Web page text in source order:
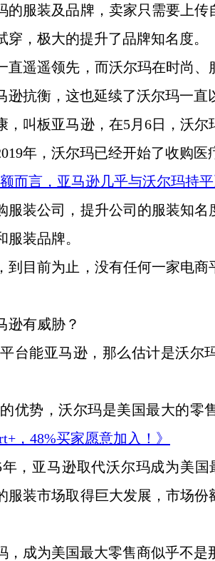
的服装及品牌，卖家只需要上
，极大的提升了品牌知名度。
直遥遥领先，而沃尔玛在时尚
抗衡，这也延续了沃尔玛一直
，叫板亚马逊，在5月6日，沃尔
年，沃尔玛已经开始了收购
而言，亚马逊几乎与沃尔玛持平
服装公司，提升公司的服装知
装品牌。
到目前为止，没有任何一家电
逊有威胁？
台能亚马逊，那么估计是沃尔
优势，沃尔玛是美国最大的零
，48%买家愿意加入！》
年，亚马逊取代沃尔玛成为美
服装市场取得巨大发展，市场
，成为美国最大零售商似乎不是